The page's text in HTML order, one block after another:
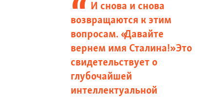
И снова и снова
возвращаются к этим
вопросам. «Давайте
вернем имя Сталина!» Это
свидетельствует о
глубочайшей
интеллектуальной